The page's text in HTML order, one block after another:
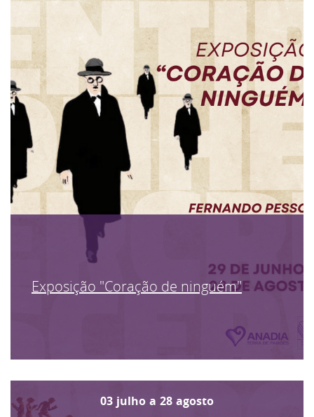
Exposição "Coração de ninguém"
03 julho a 28 agosto